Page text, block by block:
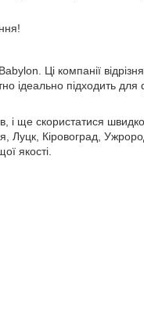
Ці компанії
ідеально підходить
і ще скористатися
Луцк, Кіровоград,
якості.